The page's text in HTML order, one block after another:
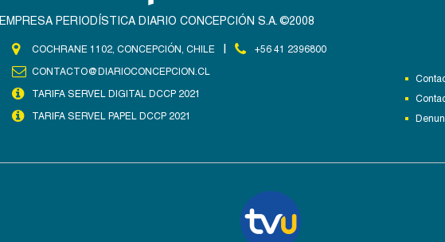
EMPRESA PERIODÍSTICA DIARIO CONCEPCIÓN S.A. ©2008
COCHRANE 1102, CONCEPCIÓN, CHILE
+56 41 2396800
CONTACTO@DIARIOCONCEPCION.CL
TARIFA SERVEL DIGITAL DCCP 2021
TARIFA SERVEL PAPEL DCCP 2021